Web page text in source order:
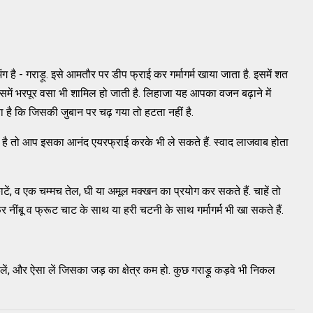
- गराड़ू. इसे आमतौर पर डीप फ्राई कर गर्मागर्म खाया जाता है. इसमें शत
भरपूर वसा भी शामिल हो जाती है. लिहाजा यह आपका वजन बढ़ाने में
है कि जिसकी जुबान पर चढ़ गया तो हटता नहीं है.
तो आप इसका आनंद एयरफ्राई करके भी ले सकते हैं. स्वाद लाजवाब होता
व एक चम्मच तेल, घी या अमूल मक्खन का प्रयोग कर सकते हैं. चाहें तो
व फ्रूट चाट के साथ या हरी चटनी के साथ गर्मागर्म भी खा सकते हैं.
और ऐसा लें जिसका जड़ का क्षेत्र कम हो. कुछ गराड़ू कड़वे भी निकल